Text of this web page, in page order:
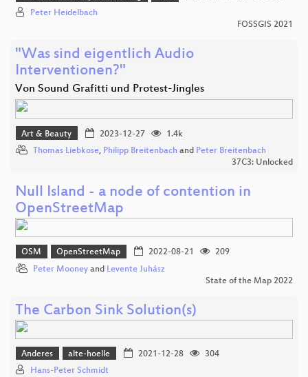
Peter Heidelbach
FOSSGIS 2021
"Was sind eigentlich Audio
Interventionen?"
Von Sound Grafitti und Protest-Jingles
Art & Beauty 2023-12-27
1.4k
Thomas Liebkose, Philipp Breitenbach and Peter Breitenbach
37C3: Unlocked
Null Island - a node of contention in
OpenStreetMap
OSM OpenStreetMap 2022-08-21
209
Peter Mooney and Levente Juhász
State of the Map 2022
The Carbon Sink Solution(s)
Anderes alte-hoelle 2021-12-28
304
Hans-Peter Schmidt